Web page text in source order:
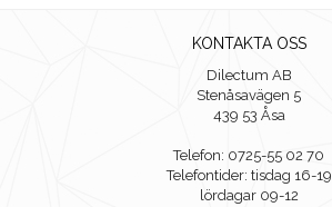
KONTAKTA OSS
Dilectum AB
Stenåsavägen 5
439 53 Åsa
Telefon: 0725-55 02 70
Telefontider: tisdag 16-19
lördagar 09-12